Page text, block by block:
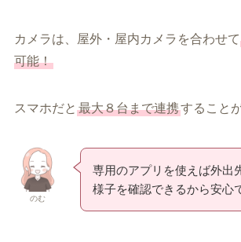
カメラは、屋外・屋内カメラを合わせて
可能！
スマホだと 最大８台まで連携すること
のむ
専用のアプリを使えば外出
様子を確認できるから安心